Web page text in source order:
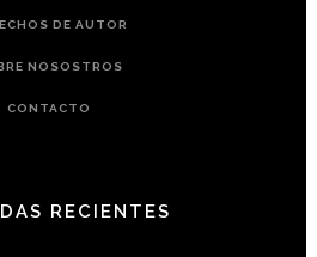
DE AUTOR
NOSOSTROS
CONTACTO
RECIENTES